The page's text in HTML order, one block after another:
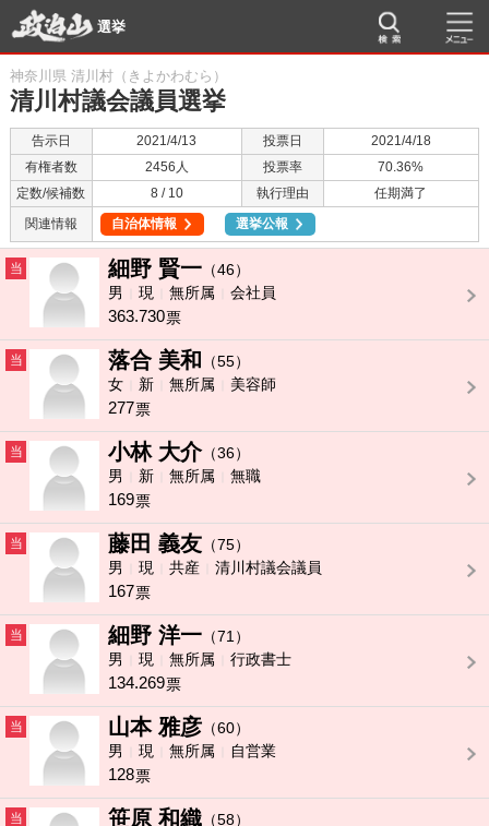
選挙
神奈川県 清川村（きよかわむら）
清川村議会議員選挙
告示日 2021/4/13 投票日
2021/4/18
有権者数
2456人 投票率
70.36%
定数/候補数
8 / 10 執行理由
任期満了
関連情報
自治体情報 選挙公報
当 細野 賢一 （46）
男
現 無所属 会社員
363.730票
当 落合 美和
（55）
女
新 無所属 美容師
277票
当 小林 大介（36）
男
新 無所属 無職
169票
当 藤田 義友 （75）
男
現 共産 清川村議会議員
167票
当 細野 洋一 （71）
男
現 無所属 行政書士
134.269票
当 山本 雅彦 （60）
男
現 無所属 自営業
128票
当 笹原 和織 （58）